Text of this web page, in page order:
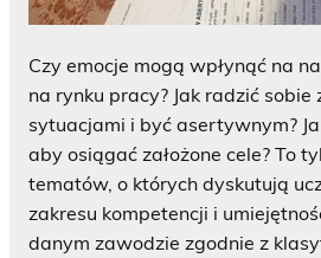
Czy emocje mogą wpłynąć na
na rynku pracy? Jak radzić sobie
sytuacjami i być asertywnym?
aby osiągać założone cele? To
tematów, o których dyskutują
zakresu kompetencji i
danym zawodzie zgodnie z